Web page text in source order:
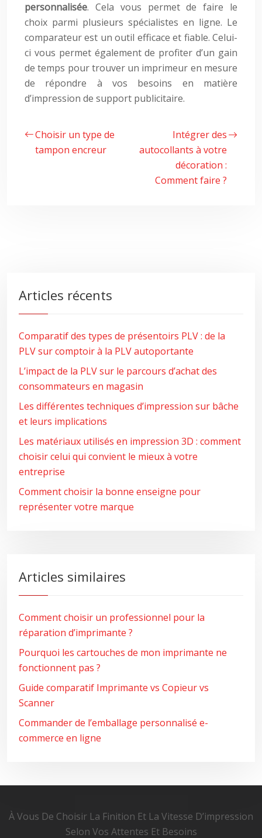
personnalisée. Cela vous permet de faire le
choix parmi plusieurs spécialistes en ligne. Le
comparateur est un outil efficace et fiable. Celui-
ci vous permet également de profiter d’un gain
de temps pour trouver un imprimeur en mesure
de répondre à vos besoins en matière
d’impression de support publicitaire.
Choisir un type de
tampon encreur
Intégrer des
autocollants à votre
décoration :
Comment faire ?
Articles récents
Comparatif des types de présentoirs PLV : de la
PLV sur comptoir à la PLV autoportante
L’impact de la PLV sur le parcours d’achat des
consommateurs en magasin
Les différentes techniques d’impression sur bâche
et leurs implications
Les matériaux utilisés en impression 3D : comment
choisir celui qui convient le mieux à votre
entreprise
Comment choisir la bonne enseigne pour
représenter votre marque
Articles similaires
Comment choisir un professionnel pour la
réparation d’imprimante ?
Pourquoi les cartouches de mon imprimante ne
fonctionnent pas ?
Guide comparatif Imprimante vs Copieur vs
Scanner
Commander de l’emballage personnalisé e-
commerce en ligne
À Vous De Choisir La Finition Et La Vitesse D’impression
Selon Vos Attentes Et Besoins